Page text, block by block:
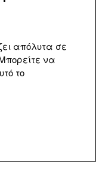
απόλυτα σε
να
το